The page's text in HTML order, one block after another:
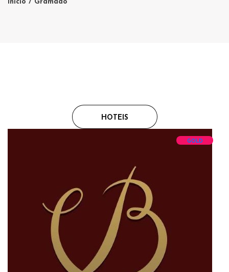
Início / Gramado
HOTEIS
GOLD